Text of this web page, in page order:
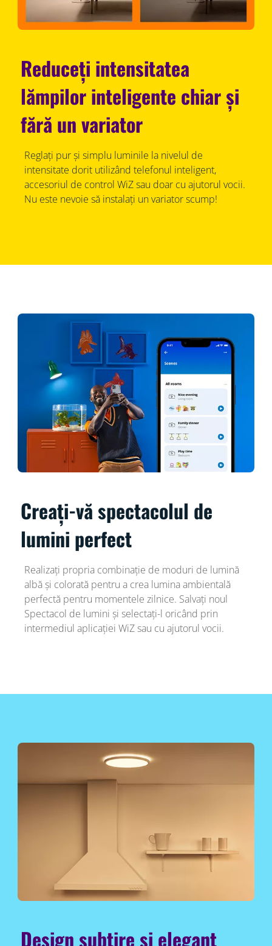
Reduceți intensitatea
lămpilor inteligente chiar și
fără un variator
Reglați pur și simplu luminile la nivelul de
intensitate dorit utilizând telefonul inteligent,
accesoriul de control WiZ sau doar cu ajutorul vocii.
Nu este nevoie să instalați un variator scump!
Creați-vă spectacolul de
lumini perfect
Realizați propria combinație de moduri de lumină
albă și colorată pentru a crea lumina ambientală
perfectă pentru momentele zilnice. Salvați noul
Spectacol de lumini și selectați-l oricând prin
intermediul aplicației WiZ sau cu ajutorul vocii.
Design subțire și elegant